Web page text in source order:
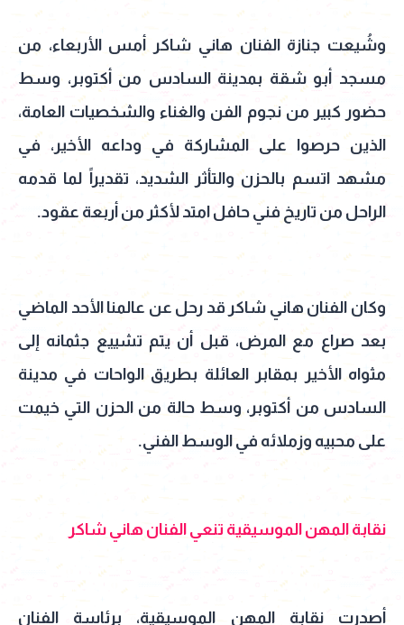
وشُيعت جنازة الفنان هاني شاكر أمس الأربعاء، من
مسجد أبو شقة بمدينة السادس من أكتوبر، وسط
حضور كبير من نجوم الفن والغناء والشخصيات العامة،
الذين حرصوا على المشاركة في وداعه الأخير، في
مشهد اتسم بالحزن والتأثر الشديد، تقديراً لما قدمه
الراحل من تاريخ فني حافل امتد لأكثر من أربعة عقود.
وكان الفنان هاني شاكر قد رحل عن عالمنا الأحد الماضي
بعد صراع مع المرض، قبل أن يتم تشييع جثمانه إلى
مثواه الأخير بمقابر العائلة بطريق الواحات في مدينة
السادس من أكتوبر، وسط حالة من الحزن التي خيمت
على محبيه وزملائه في الوسط الفني.
نقابة المهن الموسيقية تنعي الفنان هاني شاكر
أصدرت نقابة المهن الموسيقية، برئاسة الفنان